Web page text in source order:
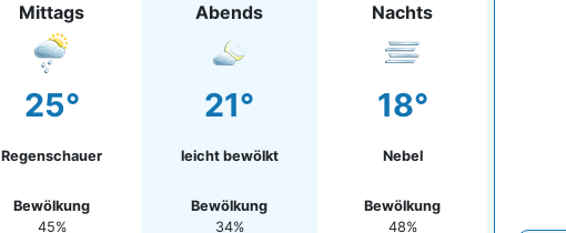
Mittags
25°
Regenschauer
Bewölkung
45%
Abends
21°
leicht bewölkt
Bewölkung
34%
Nachts
18°
Nebel
Bewölkung
48%